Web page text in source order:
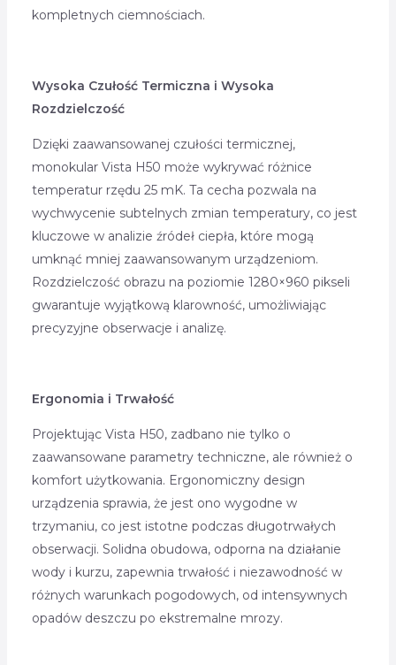
kompletnych ciemnościach.
Wysoka Czułość Termiczna i Wysoka
Rozdzielczość
Dzięki zaawansowanej czułości termicznej,
monokular Vista H50 może wykrywać różnice
temperatur rzędu 25 mK. Ta cecha pozwala na
wychwycenie subtelnych zmian temperatury, co jest
kluczowe w analizie źródeł ciepła, które mogą
umknąć mniej zaawansowanym urządzeniom.
Rozdzielczość obrazu na poziomie 1280×960 pikseli
gwarantuje wyjątkową klarowność, umożliwiając
precyzyjne obserwacje i analizę.
Ergonomia i Trwałość
Projektując Vista H50, zadbano nie tylko o
zaawansowane parametry techniczne, ale również o
komfort użytkowania. Ergonomiczny design
urządzenia sprawia, że jest ono wygodne w
trzymaniu, co jest istotne podczas długotrwałych
obserwacji. Solidna obudowa, odporna na działanie
wody i kurzu, zapewnia trwałość i niezawodność w
różnych warunkach pogodowych, od intensywnych
opadów deszczu po ekstremalne mrozy.